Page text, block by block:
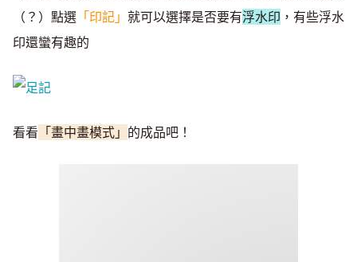
（？）點選 「印記」 就可以選擇是否要有浮水印 ，有些浮水
印還蠻有趣的
看看 「畫中畫模式」 的成品吧！